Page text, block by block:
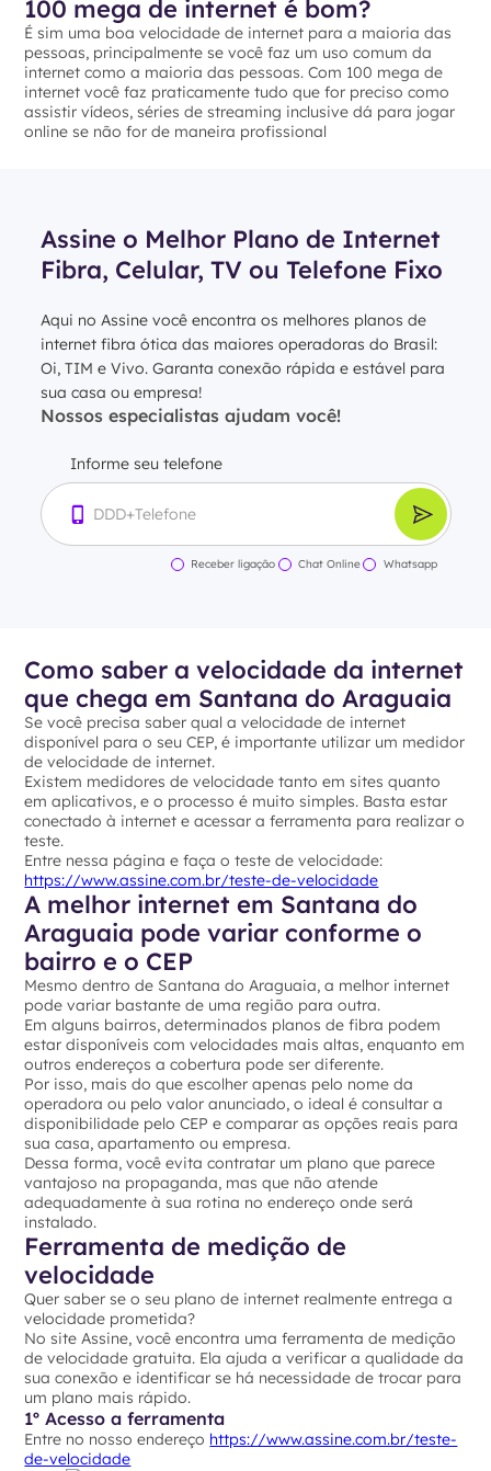
100 mega de internet é bom?
É sim uma boa velocidade de internet para a maioria das
pessoas, principalmente se você faz um uso comum da
internet como a maioria das pessoas. Com 100 mega de
internet você faz praticamente tudo que for preciso como
assistir vídeos, séries de streaming inclusive dá para jogar
online se não for de maneira profissional
Assine o Melhor Plano de Internet
Fibra, Celular, TV ou Telefone Fixo
Aqui no Assine você encontra os melhores planos de
internet fibra ótica das maiores operadoras do Brasil:
Oi, TIM e Vivo. Garanta conexão rápida e estável para
sua casa ou empresa!
Nossos especialistas ajudam você!
Informe seu telefone
Receber ligação Chat Online Whatsapp
Como saber a velocidade da internet
que chega em Santana do Araguaia
Se você precisa saber qual a velocidade de internet
disponível para o seu CEP, é importante utilizar um medidor
de velocidade de internet.
Existem medidores de velocidade tanto em sites quanto
em aplicativos, e o processo é muito simples. Basta estar
conectado à internet e acessar a ferramenta para realizar o
teste.
Entre nessa página e faça o teste de velocidade:
https://www.assine.com.br/teste-de-velocidade
A melhor internet em Santana do
Araguaia pode variar conforme o
bairro e o CEP
Mesmo dentro de Santana do Araguaia, a melhor internet
pode variar bastante de uma região para outra.
Em alguns bairros, determinados planos de fibra podem
estar disponíveis com velocidades mais altas, enquanto em
outros endereços a cobertura pode ser diferente.
Por isso, mais do que escolher apenas pelo nome da
operadora ou pelo valor anunciado, o ideal é consultar a
disponibilidade pelo CEP e comparar as opções reais para
sua casa, apartamento ou empresa.
Dessa forma, você evita contratar um plano que parece
vantajoso na propaganda, mas que não atende
adequadamente à sua rotina no endereço onde será
instalado.
Ferramenta de medição de
velocidade
Quer saber se o seu plano de internet realmente entrega a
velocidade prometida?
No site Assine, você encontra uma ferramenta de medição
de velocidade gratuita. Ela ajuda a verificar a qualidade da
sua conexão e identificar se há necessidade de trocar para
um plano mais rápido.
1º Acesso a ferramenta
Entre no nosso endereço https://www.assine.com.br/teste-
de-velocidade